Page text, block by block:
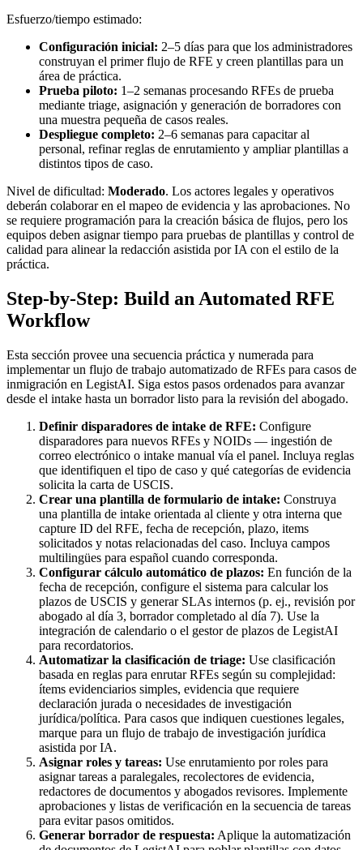
Esfuerzo/tiempo estimado:
Configuración inicial: 2–5 días para que los administradores
construyan el primer flujo de RFE y creen plantillas para un
área de práctica.
Prueba piloto: 1–2 semanas procesando RFEs de prueba
mediante triage, asignación y generación de borradores con
una muestra pequeña de casos reales.
Despliegue completo: 2–6 semanas para capacitar al
personal, refinar reglas de enrutamiento y ampliar plantillas a
distintos tipos de caso.
Nivel de dificultad: Moderado. Los actores legales y operativos
deberán colaborar en el mapeo de evidencia y las aprobaciones. No
se requiere programación para la creación básica de flujos, pero los
equipos deben asignar tiempo para pruebas de plantillas y control de
calidad para alinear la redacción asistida por IA con el estilo de la
práctica.
Step-by-Step: Build an Automated RFE
Workflow
Esta sección provee una secuencia práctica y numerada para
implementar un flujo de trabajo automatizado de RFEs para casos de
inmigración en LegistAI. Siga estos pasos ordenados para avanzar
desde el intake hasta un borrador listo para la revisión del abogado.
Definir disparadores de intake de RFE: Configure
disparadores para nuevos RFEs y NOIDs — ingestión de
correo electrónico o intake manual vía el panel. Incluya reglas
que identifiquen el tipo de caso y qué categorías de evidencia
solicita la carta de USCIS.
Crear una plantilla de formulario de intake: Construya
una plantilla de intake orientada al cliente y otra interna que
capture ID del RFE, fecha de recepción, plazo, items
solicitados y notas relacionadas del caso. Incluya campos
multilingües para español cuando corresponda.
Configurar cálculo automático de plazos: En función de la
fecha de recepción, configure el sistema para calcular los
plazos de USCIS y generar SLAs internos (p. ej., revisión por
abogado al día 3, borrador completado al día 7). Use la
integración de calendario o el gestor de plazos de LegistAI
para recordatorios.
Automatizar la clasificación de triage: Use clasificación
basada en reglas para enrutar RFEs según su complejidad:
ítems evidenciarios simples, evidencia que requiere
declaración jurada o necesidades de investigación
jurídica/política. Para casos que indiquen cuestiones legales,
marque para un flujo de trabajo de investigación jurídica
asistida por IA.
Asignar roles y tareas: Use enrutamiento por roles para
asignar tareas a paralegales, recolectores de evidencia,
redactores de documentos y abogados revisores. Implemente
aprobaciones y listas de verificación en la secuencia de tareas
para evitar pasos omitidos.
Generar borrador de respuesta: Aplique la automatización